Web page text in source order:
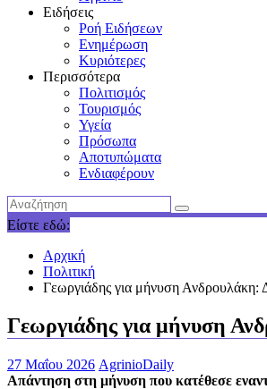
Ειδήσεις
Ροή Ειδήσεων
Ενημέρωση
Κυριότερες
Περισσότερα
Πολιτισμός
Τουρισμός
Υγεία
Πρόσωπα
Αποτυπώματα
Ενδιαφέρουν
Είστε εδώ:
Αρχική
Πολιτική
Γεωργιάδης για μήνυση Ανδρουλάκη:
Γεωργιάδης για μήνυση
27 Μαΐου 2026 AgrinioDaily
Απάντηση στη μήνυση που κατέθεσε